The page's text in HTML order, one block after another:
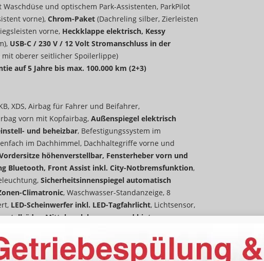
und optischem Park-Assistenten, ParkPilot
vorne), Chrom-Paket (Dachreling silber, Zierleisten
vorne, Heckklappe elektrisch, Kessy
USB-C / 230 V / 12 Volt Stromanschluss in der
oberer seitlicher Spoilerlippe)
auf 5 Jahre bis max. 100.000 km (2+3)
XDS, Airbag für Fahrer und Beifahrer,
vorn mit Kopfairbag, Außenspiegel elektrisch
und beheizbar, Befestigungssystem im
im Dachhimmel, Dachhaltegriffe vorne und
höhenverstellbar, Fensterheber vorn und
Bluetooth, Front Assist inkl. City-Notbremsfunktion,
Sicherheitsinnenspiegel automatisch
Climatronic, Waschwasser-Standanzeige, 8
LED-Scheinwerfer inkl. LED-Tagfahrlicht, Lichtsensor,
Mittelarmlehne vorn und hinten,
Reifendruckkontrolle, Rücksitzlehne geteilt
Scheinwerfer-Reinigungsanlage,